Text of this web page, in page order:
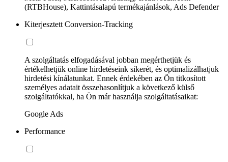
(RTBHouse), Kattintásalapú termékajánlások, Ads Defender
Kiterjesztett Conversion-Tracking
A szolgáltatás elfogadásával jobban megérthetjük és
értékelhetjük online hirdetéseink sikerét, és optimalizálhatjuk
hirdetési kínálatunkat. Ennek érdekében az Ön titkosított
személyes adatait összehasonlítjuk a következő külső
szolgáltatókkal, ha Ön már használja szolgáltatásaikat:
Google Ads
Performance